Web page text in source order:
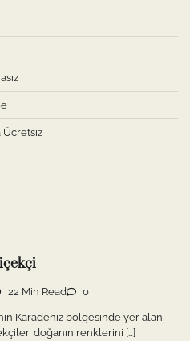
Ücretsiz
22 Min Read 0
Karadeniz bölgesinde yer alan
doğanın renklerini […]